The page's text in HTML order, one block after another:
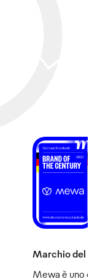
Marchio del
Mewa è uno